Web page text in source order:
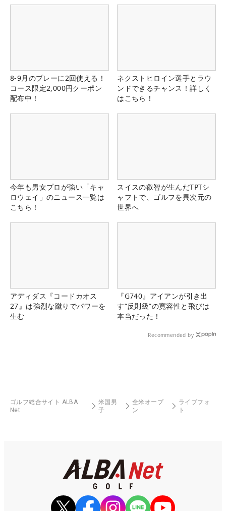
8-9月のプレーに2回使える！
コース限定2,000円クーポン
配布中！
ネクストヒロイン選手とラウ
ンドできるチャンス！詳しく
はこちら！
今年も男女プロが強い「キャ
ロウェイ」のニュース一覧は
こちら！
スイスの叡智が生んだTPTシ
ャフトで、ゴルフを異次元の
世界へ
アディダス『コードカオス
27』は強烈な蹴りでパワーを
生む
『G740』アイアンが引き出
す“反則級”の寛容性と飛びは
本当だった！
Recommended by
ゴルフ総合サイト ALBA
Net
米国男
子
全米オープ
ン
ライブフォ
ト